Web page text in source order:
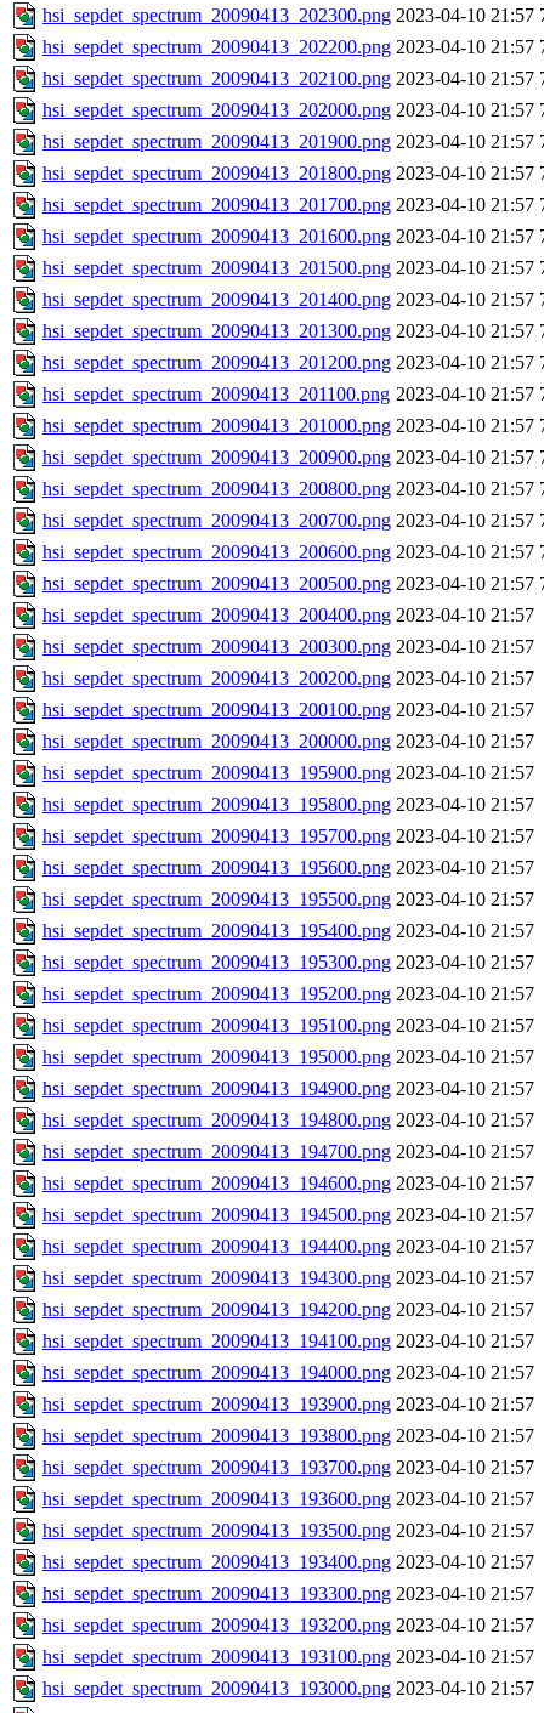
hsi_sepdet_spectrum_20090413_202300.png 2023-04-10 21:57
hsi_sepdet_spectrum_20090413_202200.png 2023-04-10 21:57
hsi_sepdet_spectrum_20090413_202100.png 2023-04-10 21:57
hsi_sepdet_spectrum_20090413_202000.png 2023-04-10 21:57
hsi_sepdet_spectrum_20090413_201900.png 2023-04-10 21:57
hsi_sepdet_spectrum_20090413_201800.png 2023-04-10 21:57
hsi_sepdet_spectrum_20090413_201700.png 2023-04-10 21:57
hsi_sepdet_spectrum_20090413_201600.png 2023-04-10 21:57
hsi_sepdet_spectrum_20090413_201500.png 2023-04-10 21:57
hsi_sepdet_spectrum_20090413_201400.png 2023-04-10 21:57
hsi_sepdet_spectrum_20090413_201300.png 2023-04-10 21:57
hsi_sepdet_spectrum_20090413_201200.png 2023-04-10 21:57
hsi_sepdet_spectrum_20090413_201100.png 2023-04-10 21:57
hsi_sepdet_spectrum_20090413_201000.png 2023-04-10 21:57
hsi_sepdet_spectrum_20090413_200900.png 2023-04-10 21:57
hsi_sepdet_spectrum_20090413_200800.png 2023-04-10 21:57
hsi_sepdet_spectrum_20090413_200700.png 2023-04-10 21:57
hsi_sepdet_spectrum_20090413_200600.png 2023-04-10 21:57
hsi_sepdet_spectrum_20090413_200500.png 2023-04-10 21:57
hsi_sepdet_spectrum_20090413_200400.png 2023-04-10 21:57
hsi_sepdet_spectrum_20090413_200300.png 2023-04-10 21:57
hsi_sepdet_spectrum_20090413_200200.png 2023-04-10 21:57
hsi_sepdet_spectrum_20090413_200100.png 2023-04-10 21:57
hsi_sepdet_spectrum_20090413_200000.png 2023-04-10 21:57
hsi_sepdet_spectrum_20090413_195900.png 2023-04-10 21:57
hsi_sepdet_spectrum_20090413_195800.png 2023-04-10 21:57
hsi_sepdet_spectrum_20090413_195700.png 2023-04-10 21:57
hsi_sepdet_spectrum_20090413_195600.png 2023-04-10 21:57
hsi_sepdet_spectrum_20090413_195500.png 2023-04-10 21:57
hsi_sepdet_spectrum_20090413_195400.png 2023-04-10 21:57
hsi_sepdet_spectrum_20090413_195300.png 2023-04-10 21:57
hsi_sepdet_spectrum_20090413_195200.png 2023-04-10 21:57
hsi_sepdet_spectrum_20090413_195100.png 2023-04-10 21:57
hsi_sepdet_spectrum_20090413_195000.png 2023-04-10 21:57
hsi_sepdet_spectrum_20090413_194900.png 2023-04-10 21:57
hsi_sepdet_spectrum_20090413_194800.png 2023-04-10 21:57
hsi_sepdet_spectrum_20090413_194700.png 2023-04-10 21:57
hsi_sepdet_spectrum_20090413_194600.png 2023-04-10 21:57
hsi_sepdet_spectrum_20090413_194500.png 2023-04-10 21:57
hsi_sepdet_spectrum_20090413_194400.png 2023-04-10 21:57
hsi_sepdet_spectrum_20090413_194300.png 2023-04-10 21:57
hsi_sepdet_spectrum_20090413_194200.png 2023-04-10 21:57
hsi_sepdet_spectrum_20090413_194100.png 2023-04-10 21:57
hsi_sepdet_spectrum_20090413_194000.png 2023-04-10 21:57
hsi_sepdet_spectrum_20090413_193900.png 2023-04-10 21:57
hsi_sepdet_spectrum_20090413_193800.png 2023-04-10 21:57
hsi_sepdet_spectrum_20090413_193700.png 2023-04-10 21:57
hsi_sepdet_spectrum_20090413_193600.png 2023-04-10 21:57
hsi_sepdet_spectrum_20090413_193500.png 2023-04-10 21:57
hsi_sepdet_spectrum_20090413_193400.png 2023-04-10 21:57
hsi_sepdet_spectrum_20090413_193300.png 2023-04-10 21:57
hsi_sepdet_spectrum_20090413_193200.png 2023-04-10 21:57
hsi_sepdet_spectrum_20090413_193100.png 2023-04-10 21:57
hsi_sepdet_spectrum_20090413_193000.png 2023-04-10 21:57